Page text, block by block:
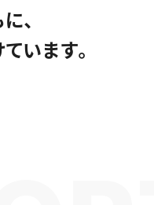
、
います。